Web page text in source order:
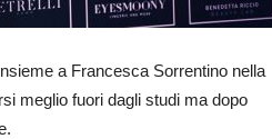
a Francesca Sorrentino nella
meglio fuori dagli studi ma dopo